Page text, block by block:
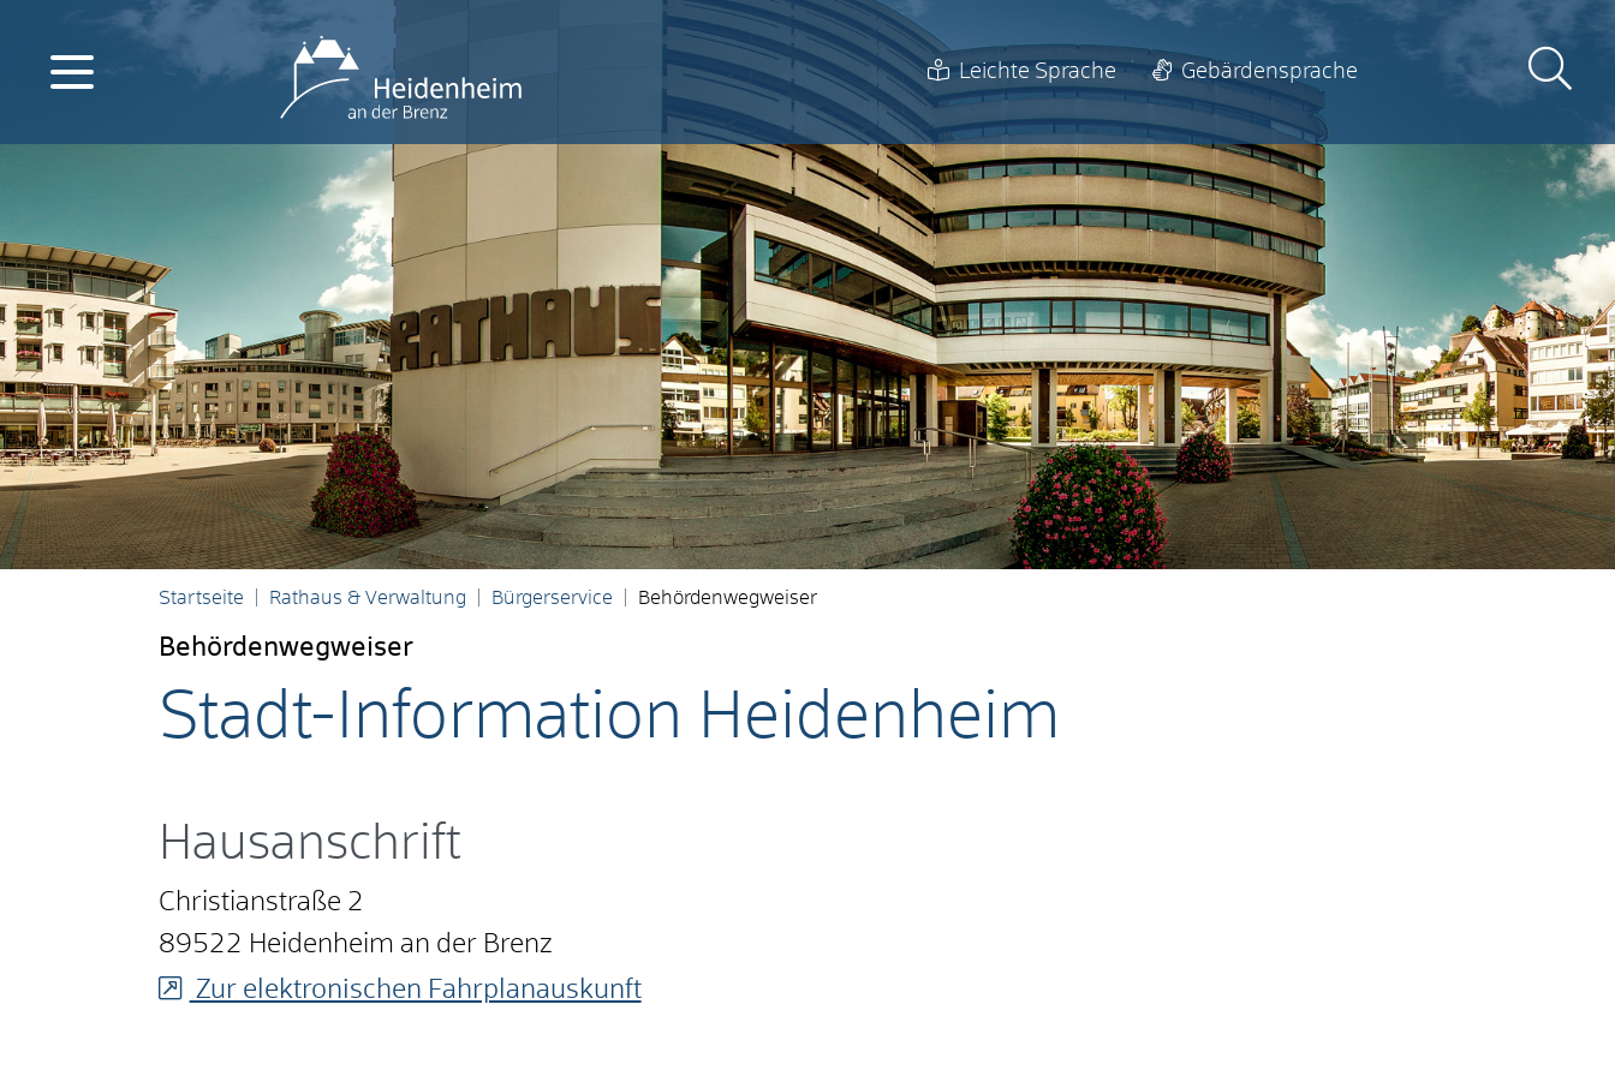
Leichte Sprache Gebärdensprache
Startseite Rathaus & Verwaltung Bürgerservice Behördenwegweiser
Behördenwegweiser
Stadt-Information Heidenheim
Hausanschrift
Christianstraße 2
89522 Heidenheim an der Brenz
Zur elektronischen Fahrplanauskunft